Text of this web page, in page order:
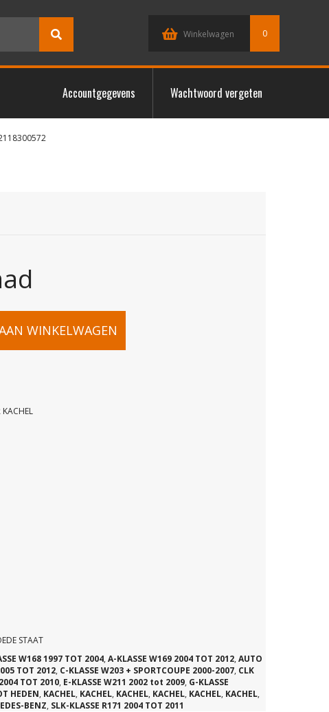
Winkelwagen 0
Accountgegevens Wachtwoord vergeten
WINKELWAGEN
KACHEL
STAAT
W168 1997 TOT 2004, A-KLASSE W169 2004 TOT 2012, AUTO
TOT 2012, C-KLASSE W203 + SPORTCOUPE 2000-2007, CLK
TOT 2010, E-KLASSE W211 2002 tot 2009, G-KLASSE
HEDEN, KACHEL, KACHEL, KACHEL, KACHEL, KACHEL, KACHEL,
BENZ, SLK-KLASSE R171 2004 TOT 2011